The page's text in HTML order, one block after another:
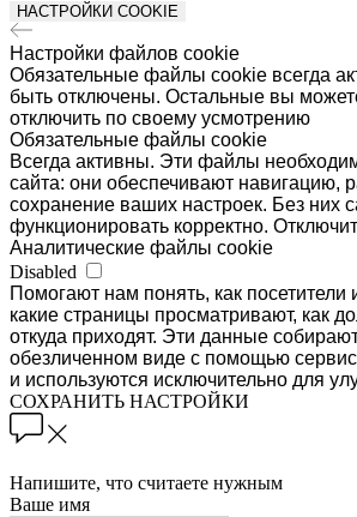
НАСТРОЙКИ COOKIE
Настройки файлов cookie
Обязательные файлы cookie всегда
быть отключены. Остальные вы
отключить по своему усмотрению
Обязательные файлы cookie
Всегда активны. Эти файлы
сайта: они обеспечивают навигацию,
сохранение ваших настроек. Без них
функционировать корректно.
Аналитические файлы cookie
Disabled
Помогают нам понять, как посетители
какие страницы просматривают, как
откуда приходят. Эти данные
обезличенном виде с помощью
и используются исключительно для
СОХРАНИТЬ НАСТРОЙКИ
Напишите, что считаете нужным
Ваше имя